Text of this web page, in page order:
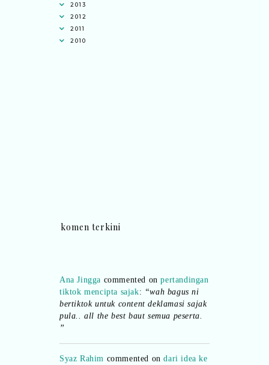
2013
2012
2011
2010
komen terkini
tiktok mencipta sajak:“wah bagus ni
bertiktok untuk content deklamasi sajak
pula.. all the best baut semua peserta.
”
realiti mencipta permainan:“Selain